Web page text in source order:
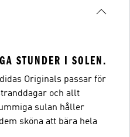
STUNDER I SOLEN.
Originals passar för
och allt
sulan håller
sköna att bära hela